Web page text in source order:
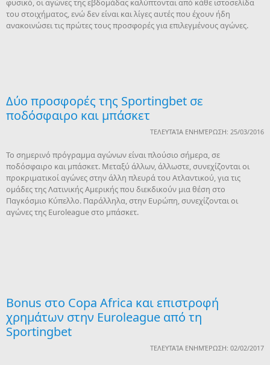
φυσικό, οι αγώνες της εβδομάδας καλύπτονται από κάθε ιστοσελίδα
του στοιχήματος, ενώ δεν είναι και λίγες αυτές που έχουν ήδη
ανακοινώσει τις πρώτες τους προσφορές για επιλεγμένους αγώνες.
Δύο προσφορές της Sportingbet σε
ποδόσφαιρο και μπάσκετ
ΤΕΛΕΥΤΑΊΑ ΕΝΗΜΈΡΩΣΗ: 25/03/2016
Το σημερινό πρόγραμμα αγώνων είναι πλούσιο σήμερα, σε
ποδόσφαιρο και μπάσκετ. Μεταξύ άλλων, άλλωστε, συνεχίζονται οι
προκριματικοί αγώνες στην άλλη πλευρά του Ατλαντικού, για τις
ομάδες της Λατινικής Αμερικής που διεκδικούν μια θέση στο
Παγκόσμιο Κύπελλο. Παράλληλα, στην Ευρώπη, συνεχίζονται οι
αγώνες της Euroleague στο μπάσκετ.
Bonus στο Copa Africa και επιστροφή
χρημάτων στην Euroleague από τη
Sportingbet
ΤΕΛΕΥΤΑΊΑ ΕΝΗΜΈΡΩΣΗ: 02/02/2017